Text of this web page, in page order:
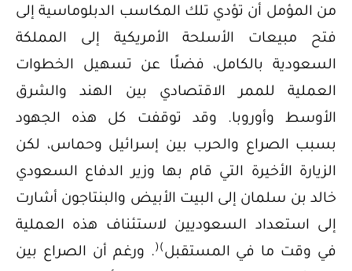
من المؤمل أن تؤدي تلك المكاسب الدبلوماسية إلى
فتح مبيعات الأسلحة الأمريكية إلى المملكة
السعودية بالكامل، فضلًا عن تسهيل الخطوات
العملية للممر الاقتصادي بين الهند والشرق
الأوسط وأوروبا. وقد توقفت كل هذه الجهود
بسبب الصراع والحرب بين إسرائيل وحماس، لكن
الزيارة الأخيرة التي قام بها وزير الدفاع السعودي
خالد بن سلمان إلى البيت الأبيض والبنتاجون أشارت
إلى استعداد السعوديين لاستئناف هذه العملية
في وقت ما في المستقبل
(. ورغم أن الصراع بين